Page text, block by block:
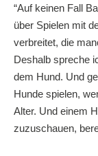
“Auf keinen Fall
über Spielen mit
verbreitet, die
Deshalb spreche
dem Hund. Und
Hunde spielen,
Alter. Und einem
zuzuschauen,